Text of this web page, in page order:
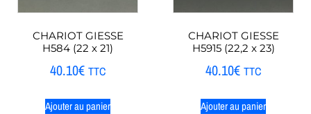
CHARIOT GIESSE
H584 (22 x 21)
40.10€ TTC
Ajouter au panier
CHARIOT GIESSE
H5915 (22,2 x 23)
40.10€ TTC
Ajouter au panier